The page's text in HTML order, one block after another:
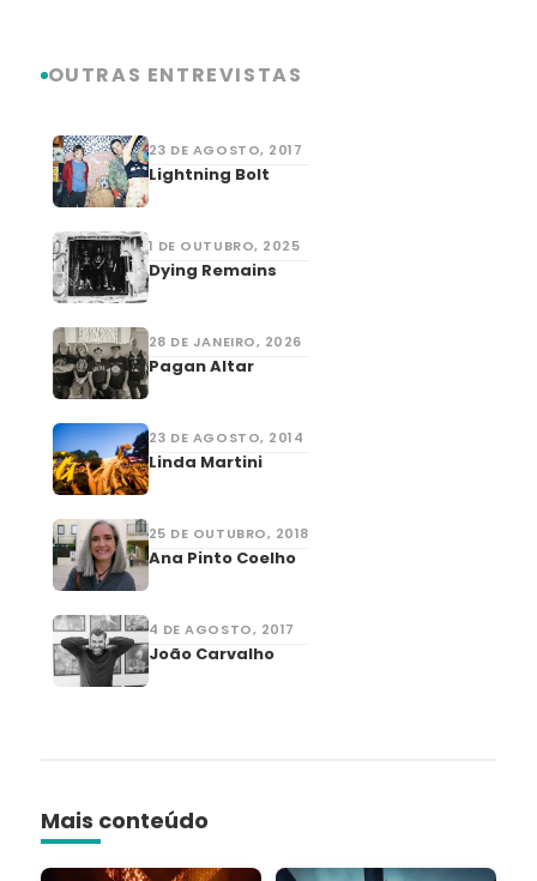
OUTRAS ENTREVISTAS
23 DE AGOSTO, 2017
Lightning Bolt
1 DE OUTUBRO, 2025
Dying Remains
28 DE JANEIRO, 2026
Pagan Altar
23 DE AGOSTO, 2014
Linda Martini
25 DE OUTUBRO, 2018
Ana Pinto Coelho
4 DE AGOSTO, 2017
João Carvalho
Mais conteúdo